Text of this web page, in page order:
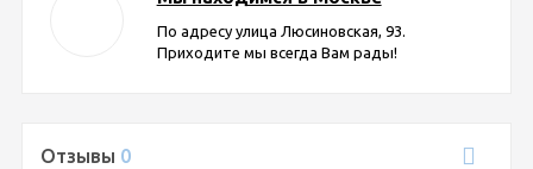
По адресу улица Люсиновская, 93.
Приходите мы всегда Вам рады!
Отзывы 0